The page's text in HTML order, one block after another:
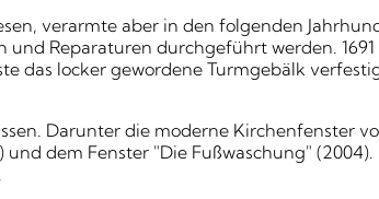
verarmte aber in den folgenden
Reparaturen durchgeführt werden. 1691
das locker gewordene Turmgebälk
Darunter die moderne Kirchenfenster
dem Fenster "Die Fußwaschung" (2004).